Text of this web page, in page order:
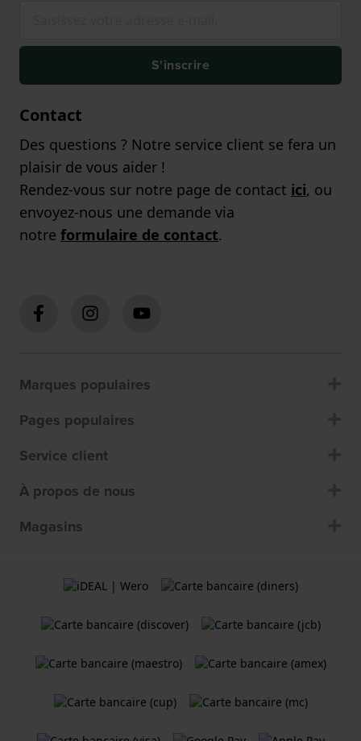
S'inscrire
Contact
Des questions ? Notre service client se fera un
plaisir de vous aider !
Rendez-vous sur notre page de contact ici, ou
envoyez-nous une demande via
notre formulaire de contact.
Marques populaires
Pages populaires
Service client
À propos de nous
Magasins